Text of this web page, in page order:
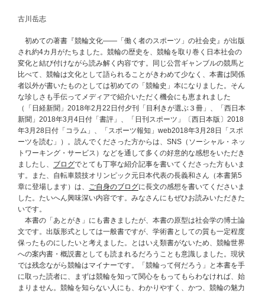
古川岳志
初めての著書『競輪文化――「働く者のスポーツ」の社会史』が出版
され約4カ月がたちました。競輪の歴史を、競輪を取り巻く日本社会の
変化と結び付けながら読み解く内容です。同じ公営ギャンブルの競馬と
比べて、競輪は文化として語られることがきわめて少なく、本書は関係
者以外が書いたものとしては初めての「競輪史」本になりました。そん
な珍しさも手伝ってメディアで紹介いただく機会にも恵まれました
（「日経新聞」2018年2月22日付夕刊「目利きが選ぶ３冊」、「西日本
新聞」2018年3月4日付「書評」、「日刊スポーツ」〔西日本版〕2018
年3月28日付「コラム」、「スポーツ報知」web2018年3月28日「スポ
ーツを読む」）。読んでくださった方からは、SNS（ソーシャル・ネッ
トワーキング・サービス）などを通して多くの好意的な感想をいただき
ましたし、 ブログでとても丁寧な紹介記事を書いてくださった方もいま
す。また、自転車競技オリンピック元日本代表の長義和さん（本書第5
章に登場します）は、 ご自身のブログに長文の感想を書いてくださいま
した。たいへん興味深い内容です。みなさんにもぜひお読みいただきた
いです。
本書の「あとがき」にも書きましたが、本書の原型は社会学の博士論
文です。出版形式としては一般書ですが、学術書としての質も一定程度
保ったものにしたいと考えました。とはいえ類書がないため、競輪世界
への案内書・概説書としても読まれるだろうことも意識しました。現状
では残念ながら競輪はマイナーです。「競輪って何だろう」と本書を手
に取った読者に、まずは競輪を知って関心をもってもらわなければ、始
まりません。競輪を知らない人にも、わかりやすく、かつ、競輪の魅力